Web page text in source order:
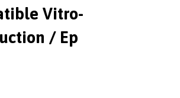
Vitro-
/ Ep